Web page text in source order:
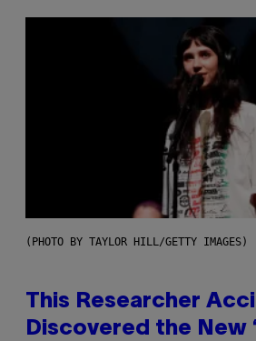
(PHOTO BY TAYLOR HILL/GETTY IMAGES)
This Researcher
Discovered the New